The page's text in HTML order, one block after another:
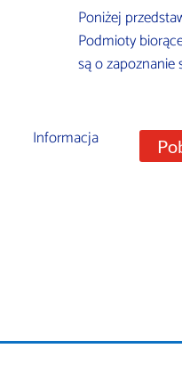
Poniżej
Podmioty
są o zapoznanie
Informacja